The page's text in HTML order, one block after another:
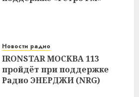
Новости радио
IRONSTAR МОСКВА 113
пройдёт при поддержке
Радио ЭНЕРДЖИ (NRG)